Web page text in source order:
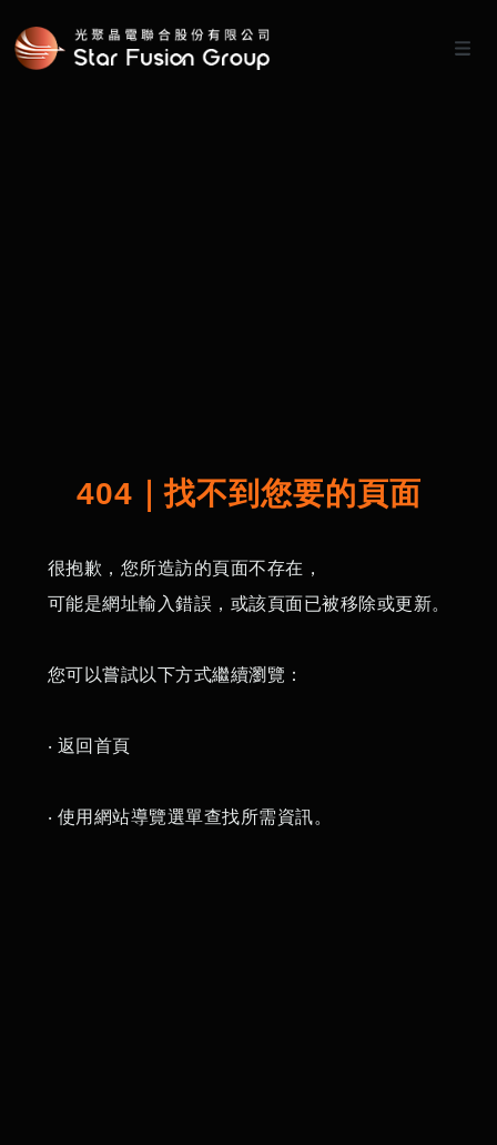
404｜找不到您要的頁面
很抱歉，您所造訪的頁面不存在，
可能是網址輸入錯誤，或該頁面已被移除或更新。
您可以嘗試以下方式繼續瀏覽：
‧ 返回首頁
‧ 使用網站導覽選單查找所需資訊。